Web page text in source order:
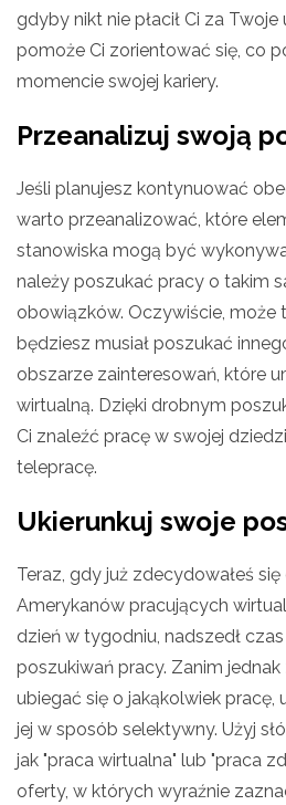
gdyby nikt nie płacił Ci za Twoje
pomoże Ci zorientować się, co
momencie swojej kariery.
Przeanalizuj swoją
Jeśli planujesz kontynuować
warto przeanalizować, które
stanowiska mogą być
należy poszukać pracy o takim
obowiązków. Oczywiście, może
będziesz musiał poszukać
obszarze zainteresowań, które
wirtualną. Dzięki drobnym
Ci znaleźć pracę w swojej
telepracę.
Ukierunkuj swoje
Teraz, gdy już zdecydowałeś
Amerykanów pracujących
dzień w tygodniu, nadszedł
poszukiwań pracy. Zanim jednak
ubiegać się o jakąkolwiek pracę,
jej w sposób selektywny. Użyj
jak "praca wirtualna" lub "praca
oferty, w których wyraźnie